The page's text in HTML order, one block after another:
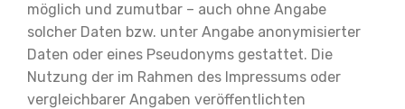
möglich und zumutbar – auch ohne Angabe
solcher Daten bzw. unter Angabe anonymisierter
Daten oder eines Pseudonyms gestattet. Die
Nutzung der im Rahmen des Impressums oder
vergleichbarer Angaben veröffentlichten